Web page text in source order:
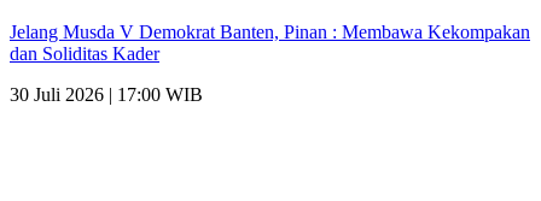
Jelang Musda V Demokrat Banten, Pinan : Membawa Kekompakan
dan Soliditas Kader
30 Juli 2026 | 17:00 WIB